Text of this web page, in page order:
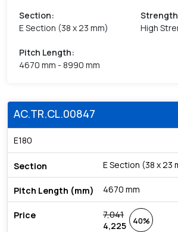
Section:
E Section (38 x 23 mm)
Strength
High
Pitch Length:
4670 mm - 8990 mm
AC.TR.CL.00847
E180
E Section (38 x 23
4670 mm
7,041
4,225
40%